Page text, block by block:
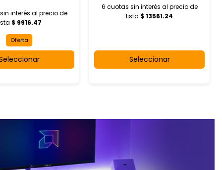
interés al precio de
$ 9916.47
Oferta
6 cuotas sin interés al precio de
lista $ 13561.24
Seleccionar